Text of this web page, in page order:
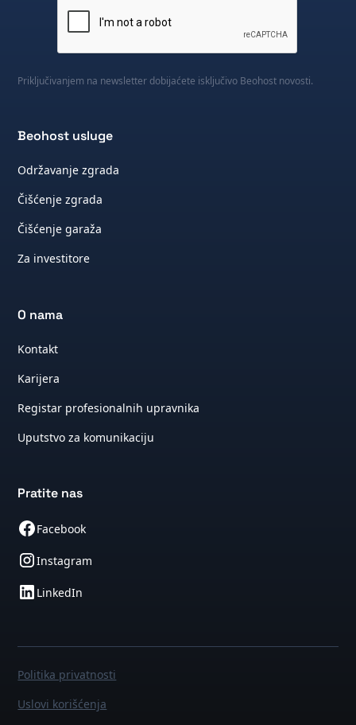
Priključivanjem na newsletter dobijaćete isključivo Beohost novosti.
Beohost usluge
Održavanje zgrada
Čišćenje zgrada
Čišćenje garaža
Za investitore
O nama
Kontakt
Karijera
Registar profesionalnih upravnika
Uputstvo za komunikaciju
Pratite nas
Facebook
Instagram
LinkedIn
Politika privatnosti
Uslovi korišćenja